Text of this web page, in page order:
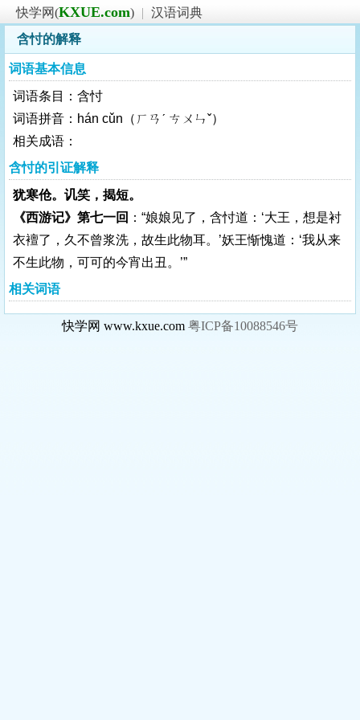
快学网(KXUE.com) | 汉语词典
含忖的解释
词语基本信息
词语条目：含忖
词语拼音：hán cǔn（ㄏㄢˊ ㄘㄨㄣˇ）
相关成语：
含忖的引证解释
犹寒伧。讥笑，揭短。
《西游记》第七一回 ：“娘娘见了，含忖道：‘大王，想是衬
衣襢了，久不曾浆洗，故生此物耳。’妖王惭愧道：‘我从来
不生此物，可可的今宵出丑。’”
相关词语
快学网 www.kxue.com 粤ICP备10088546号